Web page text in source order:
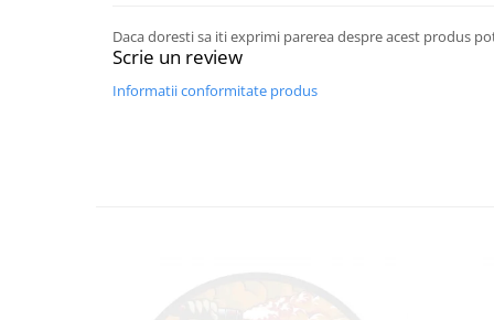
Daca doresti sa iti exprimi parerea despre acest produs
Scrie un review
Informatii conformitate produs